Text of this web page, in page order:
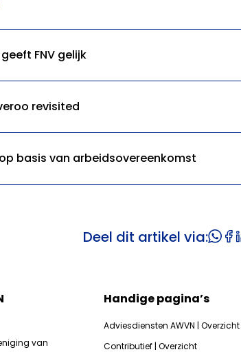
FNV gelijk
revisited
basis van arbeidsovereenkomst
Deel dit artikel via:
van
Handige pagina’s
Adviesdiensten AWVN | Overzicht
Contributief | Overzicht